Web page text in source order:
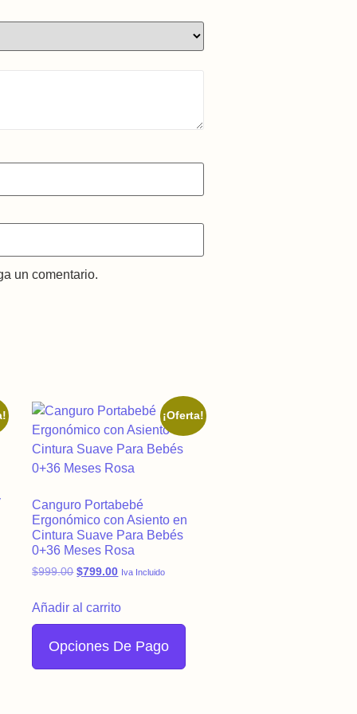
un comentario.
$648.00.
¡Oferta!
Canguro Portabebé
Ergonómico con Asiento en
Cintura Suave Para Bebés
0+36 Meses Rosa
$999.00 Original price was: $999.00.
$799.00Current price is: $799.00.
Iva Incluido
Añadir al carrito
Opciones De Pago